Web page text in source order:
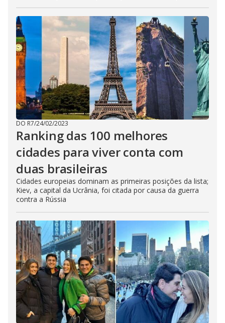
DO R7/24/02/2023
Ranking das 100 melhores
cidades para viver conta com
duas brasileiras
Cidades europeias dominam as primeiras posições da lista;
Kiev, a capital da Ucrânia, foi citada por causa da guerra
contra a Rússia